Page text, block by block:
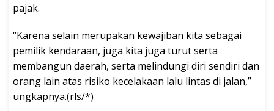
pajak.
“Karena selain merupakan kewajiban kita sebagai
pemilik kendaraan, juga kita juga turut serta
membangun daerah, serta melindungi diri sendiri dan
orang lain atas risiko kecelakaan lalu lintas di jalan,”
ungkapnya.(rls/*)